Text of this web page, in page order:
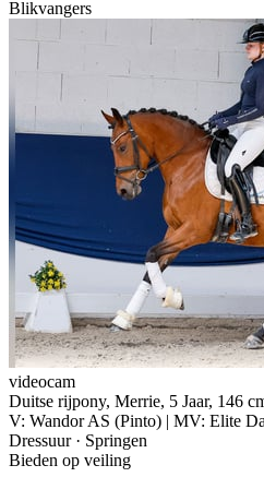
Blikvangers
videocam
Duitse rijpony, Merrie, 5 Jaar, 146
V: Wandor AS (Pinto) | MV: Elite
Dressuur · Springen
Bieden op veiling